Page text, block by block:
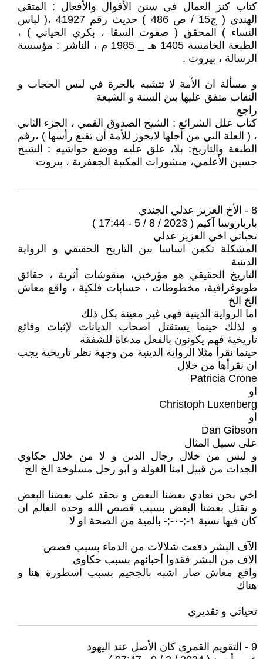
كتاب كنز العمال في سنن الأقوال والأفعال : المتقي
الهندي ( ج15 / ص 486 ) حديث رقم 41927 ،( لباس
النساء ) المحقق ( صفوت السقا ، بكري الحياني ) ،
الطبعة الخامسة 1405 هـ _ 1985 م ، الناشر : مؤسسة
الرسالة ، بيروت .
و مسألة ان الأمة لا تتشبه بالحرة في لبس الحجاب و
النقاب متفق عليها بين السنة و الشيعة
راجع
كتاب علل الشرائع : الشيخ الصدوق القمي ، الجزء الثاني
، ( العلة التي من أجلها لايجوز للأمة أن تقنع رأسها ) ،رقم
الطبعة والتاريخ: بلا، علق عليه ووضع حواشيه : الشيخ
حسين الأعلمي، منشورات المكتبة الجعفرية ، بيروت
8 - الأخ العزيز عدلي الجندي
بارباروسا آكيم ( 2023 / 8 / 5 - 17:44 )
تحياتي اخي العزيز عدلي
المشكلة تكمن اساسا بين التاريخ الحقيقي و الرواية
الدينية
التاريخ الحقيقي هو مؤرخين، منقوشات أثرية ، حقائق
طوبوغرافية، مخطوطات ، حسابات فلكية ، واقع معاش
الخ الخ
اما الرواية الدينية فهي غير معينة بكل ذلك
و لذلك حينما يستقتل اصحاب الديانات لإثبات وقائع
تاريخية فهم يكونون بالفعل مدعاة للشفقة
حينما نقرأ مثلا الرواية الدينية من وجهة نظر تاريخية يجب
ان نقرأها من خلال
Patricia Crone
او
Christoph Luxenberg
او
Dan Gibson
على سبيل المثال
و ليس من خلال رجال الدين و لا من خلال حكاوي
الجدات من قبيل امنا الغولة و ابو رجل مسلوخة الخ الخ
اخي نحن نعادي بعضنا البعض و نحقد على بعضنا البعض
و نقتل بعضنا البعض بسبب قصص الله وحده العالم ان
كان فيها نسبة ١-;-٠-;- بالمية من الصحة او لا
الآف البشر دفعت شلالات من الدماء بسبب قصص
الاف من البشر فقدوا أحبائهم بسبب حكاوي
واقع معاش صار اشبه بالجحيم بسبب اسطورة هنا و
هناك
تحياتي و تقديري
9 - التقويم القمرى كان الأصل عند اليهود